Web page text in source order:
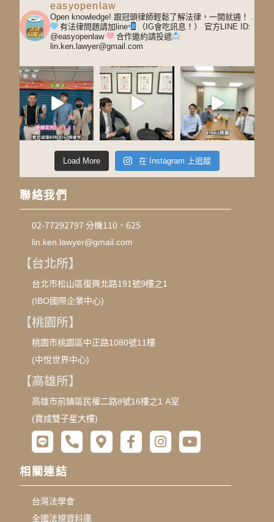
easyopenlaw
Open knowledge! 跟冠頭律師輕鬆了解法律，一開就通！
.
有法律問題請加line
（IG會吃訊息！）
官方LINE ID:
@easyopenlaw
合作邀約請投遞
lin.ken.lawyer@gmail.com
Load More 在 Instagram 上追蹤
聯絡我們
02-77292797 分機110、625
lin.ken.lawyer@gmail.com
【台北所】
台北市松山區復興北路191號9樓之1
(IBO國際企業中心)
【桃園所】
桃園市桃園區中正路1080號11樓
(中悅世界中心)
【高雄所】
高雄市前鎮區民權二路8號16樓之1 A室
(寶成雙子星大樓)
相關連結
台灣法學會
全國法規資料庫